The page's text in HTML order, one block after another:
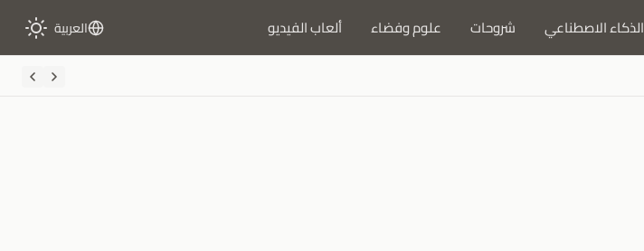
الذكاء الاصطناعي شروحات علوم وفضاء ألعاب الفيديو العربية